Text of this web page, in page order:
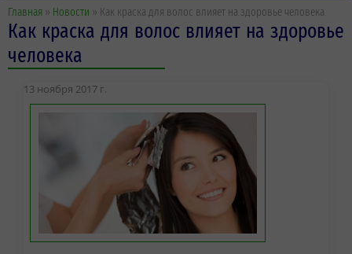
Главная » Новости » Как краска для волос влияет на здоровье человека
Как краска для волос влияет на здоровье
человека
13 ноября 2017 г.